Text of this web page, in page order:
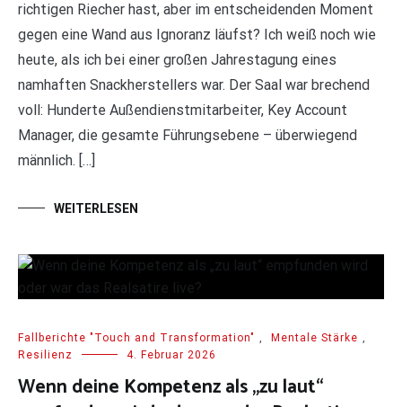
richtigen Riecher hast, aber im entscheidenden Moment
gegen eine Wand aus Ignoranz läufst? Ich weiß noch wie
heute, als ich bei einer großen Jahrestagung eines
namhaften Snackherstellers war. Der Saal war brechend
voll: Hunderte Außendienstmitarbeiter, Key Account
Manager, die gesamte Führungsebene – überwiegend
männlich. […]
WEITERLESEN
Fallberichte "Touch and Transformation" , Mentale Stärke ,
Resilienz
4. Februar 2026
Wenn deine Kompetenz als „zu laut“